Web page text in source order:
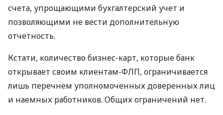
счета, упрощающими бухгалтерский учет и
позволяющими не вести дополнительную
отчетность.
Кстати, количество бизнес-карт, которые банк
открывает своим клиентам-ФЛП, ограничивается
лишь перечнем уполномоченных доверенных лиц
и наемных работников. Общих ограничений нет.